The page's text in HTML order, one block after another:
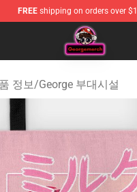
FREE shipping on orders over
Store - Official George
정보/George 부대시설